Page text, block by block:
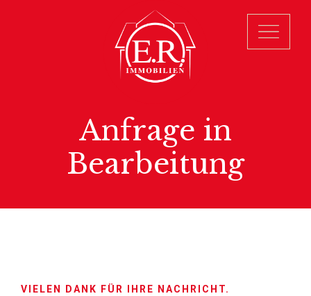
Anfrage in
Bearbeitung
VIELEN DANK FÜR IHRE NACHRICHT.